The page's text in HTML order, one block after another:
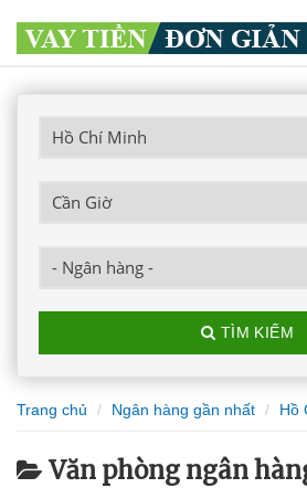
TÌM KIẾM
Trang chủ Ngân hàng gần nhất Hồ
Văn phòng ngân